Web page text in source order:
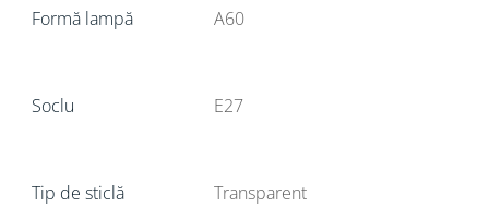
Formă lampă A60
Soclu E27
Tip de sticlă Transparent